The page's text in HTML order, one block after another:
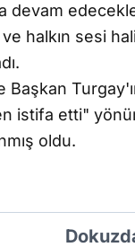
devam
halkın sesi
Başkan
istifa etti"
oldu.